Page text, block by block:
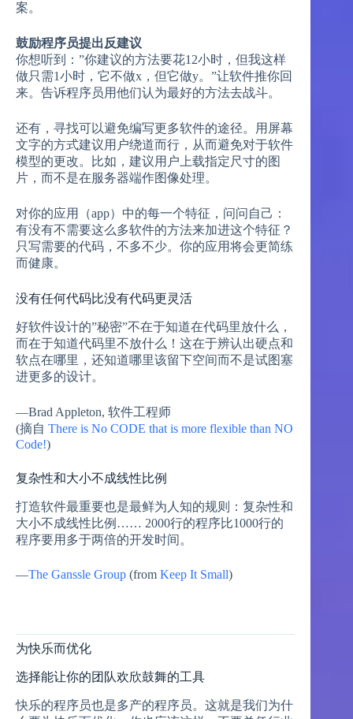
案。
鼓励程序员提出反建议
你想听到：”你建议的方法要花12小时，但我这样
做只需1小时，它不做x，但它做y。”让软件推你回
来。告诉程序员用他们认为最好的方法去战斗。
还有，寻找可以避免编写更多软件的途径。用屏幕
文字的方式建议用户绕道而行，从而避免对于软件
模型的更改。比如，建议用户上载指定尺寸的图
片，而不是在服务器端作图像处理。
对你的应用（app）中的每一个特征，问问自己：
有没有不需要这么多软件的方法来加进这个特征？
只写需要的代码，不多不少。你的应用将会更简练
而健康。
没有任何代码比没有代码更灵活
好软件设计的”秘密”不在于知道在代码里放什么，
而在于知道代码里不放什么！这在于辨认出硬点和
软点在哪里，还知道哪里该留下空间而不是试图塞
进更多的设计。
—Brad Appleton, 软件工程师
(摘自 There is No CODE that is more flexible than NO
Code!)
复杂性和大小不成线性比例
打造软件最重要也是最鲜为人知的规则：复杂性和
大小不成线性比例…… 2000行的程序比1000行的
程序要用多于两倍的开发时间。
—The Ganssle Group (from Keep It Small)
为快乐而优化
选择能让你的团队欢欣鼓舞的工具
快乐的程序员也是多产的程序员。这就是我们为什